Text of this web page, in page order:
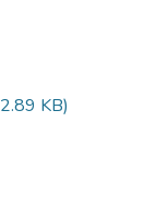
KB)